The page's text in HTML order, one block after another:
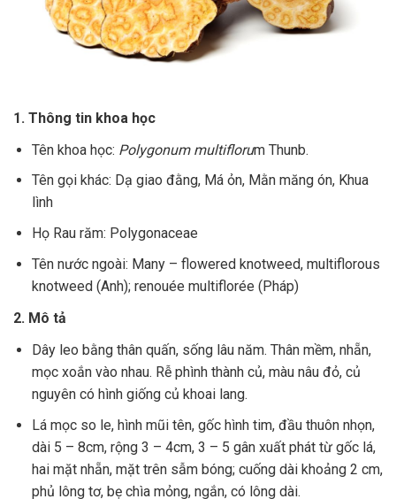
1. Thông tin khoa học
Tên khoa học: Polygonum multiflorum Thunb.
Tên gọi khác: Dạ giao đằng, Má ỏn, Mằn măng ón, Khua
lình
Họ Rau răm: Polygonaceae
Tên nước ngoài: Many – flowered knotweed, multiflorous
knotweed (Anh); renouée multiflorée (Pháp)
2. Mô tả
Dây leo bằng thân quấn, sống lâu năm. Thân mềm, nhẵn,
mọc xoắn vào nhau. Rễ phình thành củ, màu nâu đỏ, củ
nguyên có hình giống củ khoai lang.
Lá mọc so le, hình mũi tên, gốc hình tim, đầu thuôn nhọn,
dài 5 – 8cm, rộng 3 – 4cm, 3 – 5 gân xuất phát từ gốc lá,
hai mặt nhẵn, mặt trên sẫm bóng; cuống dài khoảng 2 cm,
phủ lông tơ, bẹ chìa mỏng, ngắn, có lông dài.